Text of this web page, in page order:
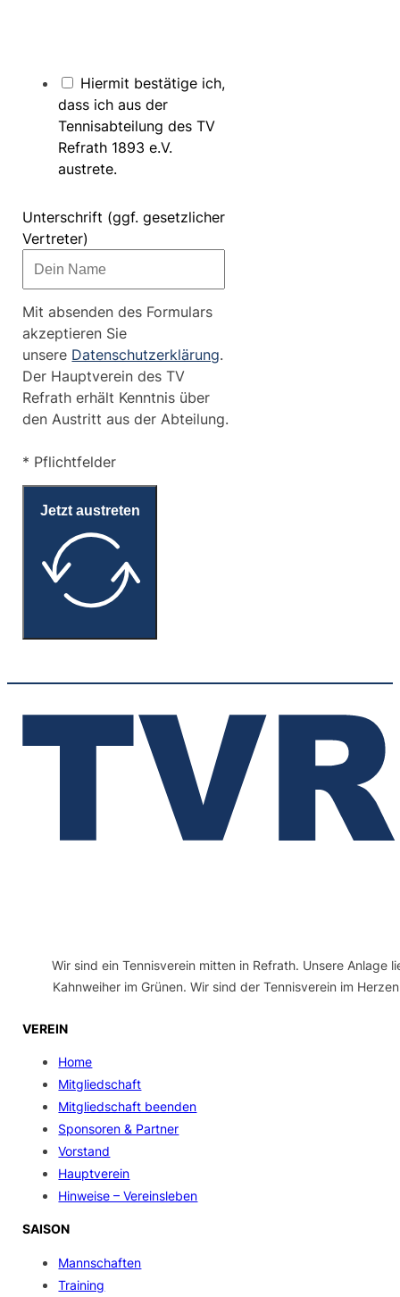
Hiermit bestätige ich,
dass ich aus der
Tennisabteilung des TV
Refrath 1893 e.V.
austrete.
Unterschrift (ggf. gesetzlicher
Vertreter)
Mit absenden des Formulars
akzeptieren Sie
unsere Datenschutzerklärung.
Der Hauptverein des TV
Refrath erhält Kenntnis über
den Austritt aus der Abteilung.
* Pflichtfelder
Jetzt austreten
Wir sind ein Tennisverein mitten in Refrath. Unsere Anlage
Kahnweiher im Grünen. Wir sind der Tennisverein im
VEREIN
Home
Mitgliedschaft
Mitgliedschaft beenden
Sponsoren & Partner
Vorstand
Hauptverein
Hinweise – Vereinsleben
SAISON
Mannschaften
Training